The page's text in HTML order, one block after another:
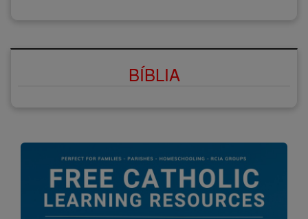
BÍBLIA